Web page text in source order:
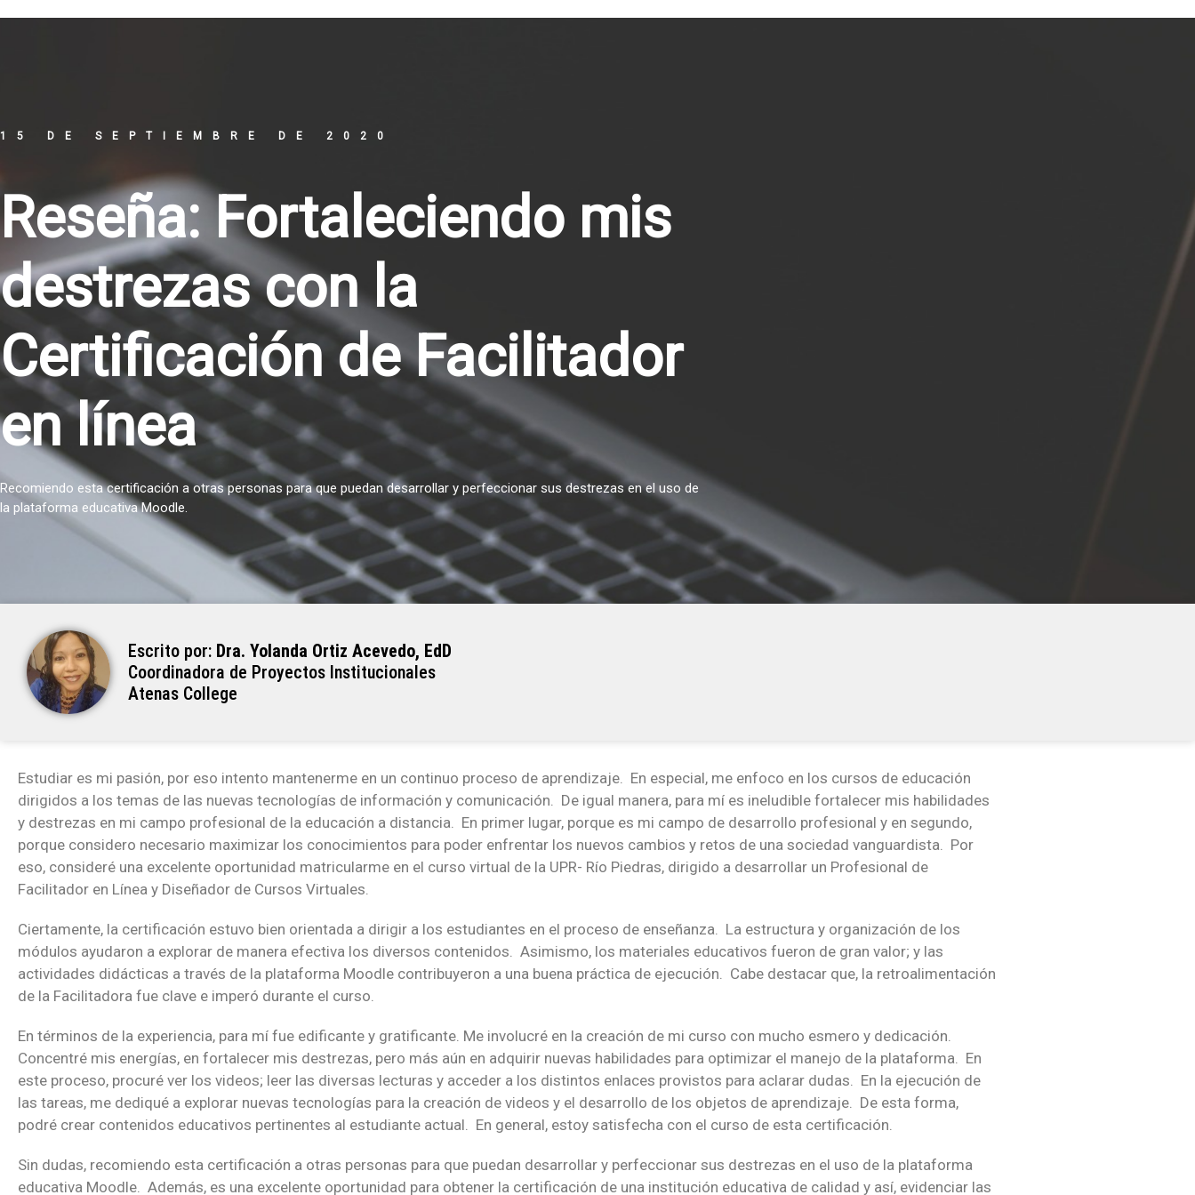
15 DE SEPTIEMBRE DE 2020
Reseña: Fortaleciendo mis
destrezas con la
Certificación de Facilitador
en línea
Recomiendo esta certificación a otras personas para que puedan desarrollar y perfeccionar sus destrezas en el uso de
la plataforma educativa Moodle.
Escrito por: Dra. Yolanda Ortiz Acevedo, EdD
Coordinadora de Proyectos Institucionales
Atenas College
Estudiar es mi pasión, por eso intento mantenerme en un continuo proceso de aprendizaje. En especial, me enfoco en los cursos de educación
dirigidos a los temas de las nuevas tecnologías de información y comunicación. De igual manera, para mí es ineludible fortalecer mis habilidades
y destrezas en mi campo profesional de la educación a distancia. En primer lugar, porque es mi campo de desarrollo profesional y en segundo,
porque considero necesario maximizar los conocimientos para poder enfrentar los nuevos cambios y retos de una sociedad vanguardista. Por
eso, consideré una excelente oportunidad matricularme en el curso virtual de la UPR- Río Piedras, dirigido a desarrollar un Profesional de
Facilitador en Línea y Diseñador de Cursos Virtuales.
Ciertamente, la certificación estuvo bien orientada a dirigir a los estudiantes en el proceso de enseñanza. La estructura y organización de los
módulos ayudaron a explorar de manera efectiva los diversos contenidos. Asimismo, los materiales educativos fueron de gran valor; y las
actividades didácticas a través de la plataforma Moodle contribuyeron a una buena práctica de ejecución. Cabe destacar que, la retroalimentación
de la Facilitadora fue clave e imperó durante el curso.
En términos de la experiencia, para mí fue edificante y gratificante. Me involucré en la creación de mi curso con mucho esmero y dedicación.
Concentré mis energías, en fortalecer mis destrezas, pero más aún en adquirir nuevas habilidades para optimizar el manejo de la plataforma. En
este proceso, procuré ver los videos; leer las diversas lecturas y acceder a los distintos enlaces provistos para aclarar dudas. En la ejecución de
las tareas, me dediqué a explorar nuevas tecnologías para la creación de videos y el desarrollo de los objetos de aprendizaje. De esta forma,
podré crear contenidos educativos pertinentes al estudiante actual. En general, estoy satisfecha con el curso de esta certificación.
Sin dudas, recomiendo esta certificación a otras personas para que puedan desarrollar y perfeccionar sus destrezas en el uso de la plataforma
educativa Moodle. Además, es una excelente oportunidad para obtener la certificación de una institución educativa de calidad y así, evidenciar las